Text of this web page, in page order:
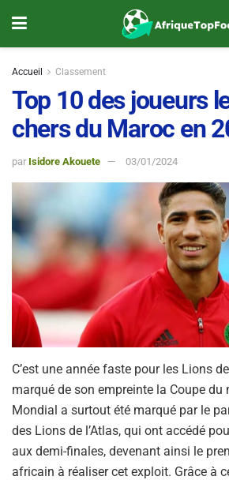
Accueil Classement
Top 10 des joueurs
chers du Maroc en
par Isidore Akouete 03/01/2024
C’est une année faste pour les Lions
marqué de son empreinte la Coupe du
Mondial a surtout été marqué par le
des Lions de l’Atlas, qui ont accédé
aux demi-finales, devenant ainsi le
africain à réaliser cet exploit. Grâce à